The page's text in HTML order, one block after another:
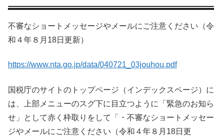
不審なショートメッセージやメールにご注意ください（令
和４年８月18日更新）
https://www.nta.go.jp/data/040721_03jouhou.pdf
国税庁のサイトのトップページ（インデックスページ）に
は、上部メニューのスグ下に目立つように「緊急のお知ら
せ」として赤く枠取りをして「・不審なショートメッセー
ジやメールにご注意ください（令和４年８月18日更